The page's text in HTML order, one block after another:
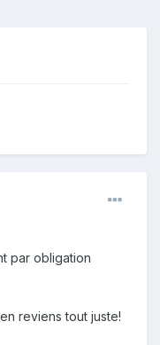
par obligation
reviens tout juste!